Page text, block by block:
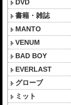
DVD
書籍・雑誌
MANTO
VENUM
BAD BOY
EVERLAST
グローブ
ミット